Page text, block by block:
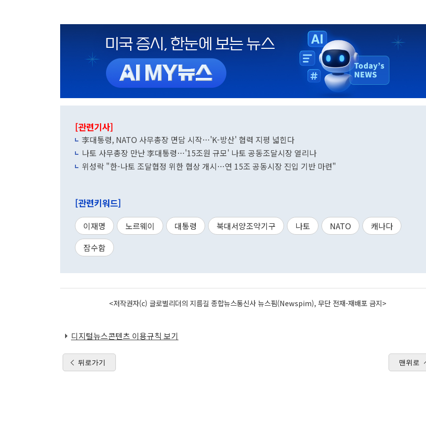
[관련기사]
李대통령, NATO 사무총장 면담 시작…'K-방산' 협력 지평 넓힌다
나토 사무총장 만난 李대통령…'15조원 규모' 나토 공동조달시장 열리나
위성락 "한-나토 조달협정 위한 협상 개시…연 15조 공동시장 진입 기반 마련"
[관련키워드]
이재명 노르웨이 대통령 북대서양조약기구 나토 NATO
캐나다
잠수함
<저작권자(c) 글로벌리더의 지름길 종합뉴스통신사 뉴스핌(Newspim), 무단 전재-재배포 금지>
디지털뉴스콘텐츠 이용규칙 보기
뒤로가기 맨위로